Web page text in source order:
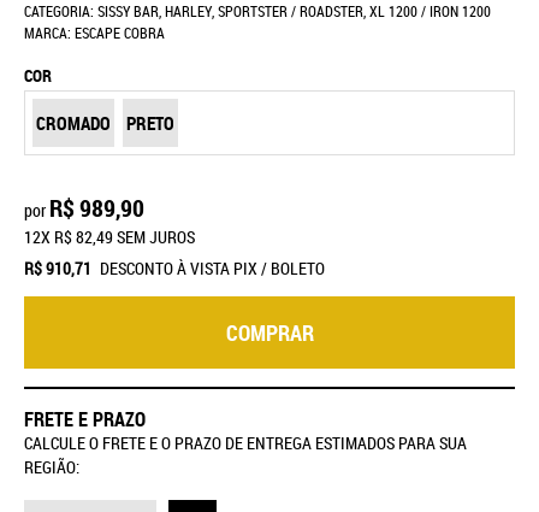
CATEGORIA: SISSY BAR HARLEY, SPORTSTER / ROADSTER XL 1200 / IRON 1200
MARCA: ESCAPE COBRA
COR
CROMADO PRETO
por R$ 989,90
R$ 910,71 DESCONTO À VISTA PIX / BOLETO
12X R$ 82,49SEM JUROS
COMPRAR
FRETE E PRAZO
CALCULE O FRETE E O PRAZO DE ENTREGA ESTIMADOS PARA SUA
REGIÃO: